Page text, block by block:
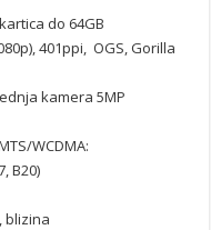
do 64GB
401ppi, OGS, Gorilla
kamera 5MP
WCDMA:
B20)
blizina